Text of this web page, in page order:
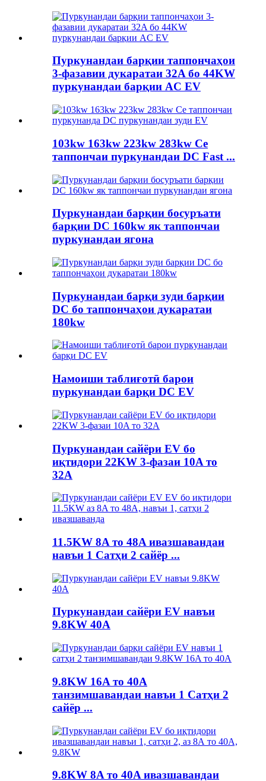
Пуркунандаи барқии таппончаҳои
3-фазавии дукаратаи 32A бо 44KW
пуркунандаи барқии AC EV
103kw 163kw 223kw 283kw Се
таппончаи пуркунандаи DC Fast ...
Пуркунандаи барқии босуръати
барқии DC 160kw як таппончаи
пуркунандаи ягона
Пуркунандаи барқи зуди барқии
DC бо таппончаҳои дукаратаи
180kw
Намоиши таблиғотӣ барои
пуркунандаи барқи DC EV
Пуркунандаи сайёри EV бо
иқтидори 22KW 3-фазаи 10A то
32A
11.5KW 8A то 48A ивазшавандаи
навъи 1 Сатҳи 2 сайёр ...
Пуркунандаи сайёри EV навъи
9.8KW 40A
9.8KW 16A то 40A
танзимшавандаи навъи 1 Сатҳи 2
сайёр ...
9.8KW 8A то 40A ивазшавандаи